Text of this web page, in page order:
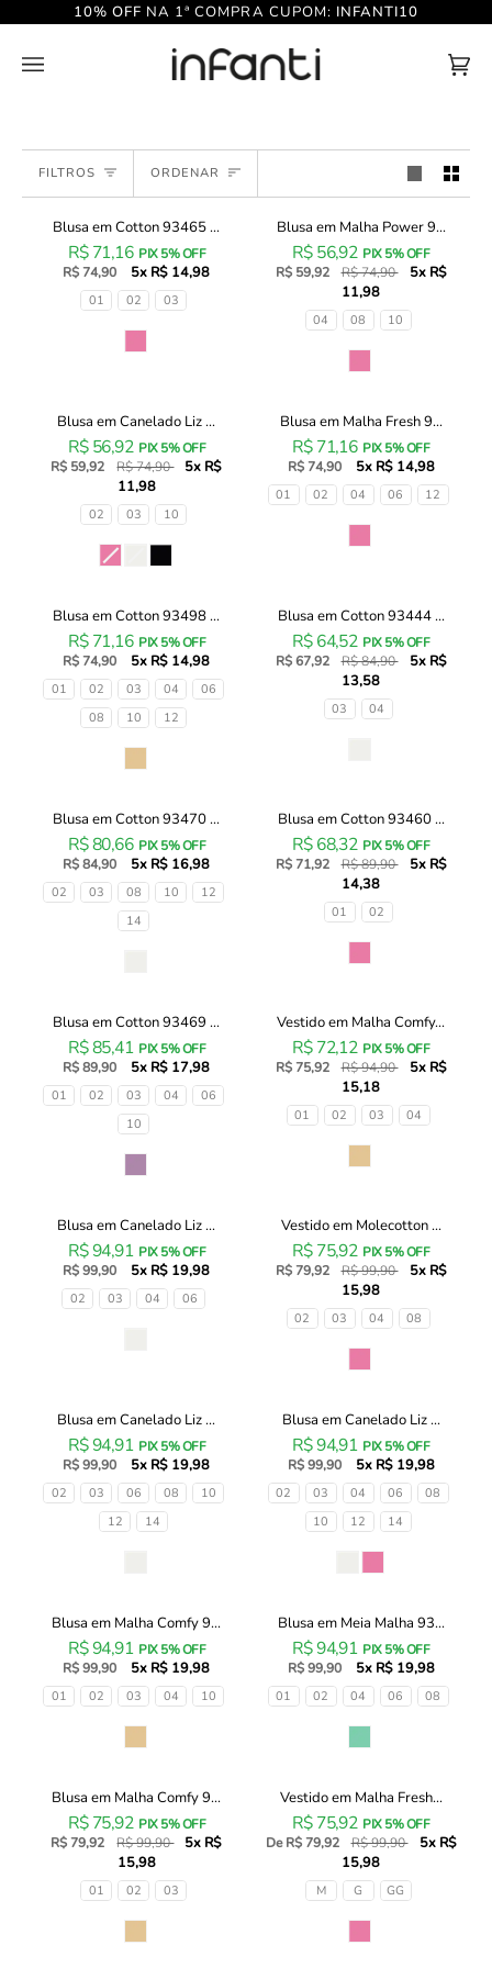
para
conteúdo
10% OFF NA 1ª COMPRA CUPOM: INFANTI10
DEVOLVER
(0)
FILTROS Ordenar
ORDENAR
Blusa
Cotton
Blusa em Cotton 93465 ...
R$ 71,16 PIX 5% OFF
R$ 74,90
5x R$ 14,98
Tamanhos01 02 03
20% OFF
Blusa
Malha
Blusa em Malha Power 9...
R$ 56,92 PIX 5% OFF
R$ 59,92
R$ 74,90
5x R$
11,98
Tamanhos04 08 10
20% OFF
Blusa
Canelado
Blusa em Canelado Liz ...
R$ 56,92 PIX 5% OFF
R$ 59,92
R$ 74,90
5x R$
11,98
Tamanhos02 03 10
Blusa
Malha
Fresh
93461
Blusa em Malha Fresh 9...
R$ 71,16 PIX 5% OFF
R$ 74,90
5x R$ 14,98
Tamanhos
01 02 04 06 12
Blusa
Cotton
93498
Infanti
Blusa em Cotton 93498 ...
R$ 71,16 PIX 5% OFF
R$ 74,90
5x R$ 14,98
Tamanhos
01 02 03 04
06
08
10 12
20% OFF
Blusa
Cotton
Blusa em Cotton 93444 ...
R$ 64,52 PIX 5% OFF
R$ 67,92
R$ 84,90
5x R$
13,58
03 04
Blusa
Cotton
93470
Infanti
Blusa em Cotton 93470 ...
R$ 80,66 PIX 5% OFF
R$ 84,90
5x R$ 16,98
Tamanhos
02 03 08 10
12
14
20% OFF
Blusa
Cotton
Blusa em Cotton 93460 ...
R$ 68,32 PIX 5% OFF
R$ 71,92
R$ 89,90
5x R$
14,38
01 02
Blusa
Cotton
93469
Infanti
Blusa em Cotton 93469 ...
R$ 85,41 PIX 5% OFF
R$ 89,90
5x R$ 17,98
Tamanhos
01 02 03 04
06
10
20% OFF
Vestido
Malha
93453
Infanti
Vestido em Malha Comfy...
R$ 72,12 PIX 5% OFF
R$ 75,92
R$ 94,90
5x R$
15,18
Tamanhos
01 02 03 04
Blusa
Canelado
93464
Blusa em Canelado Liz ...
R$ 94,91 PIX 5% OFF
R$ 99,90
5x R$ 19,98
Tamanhos
02 03 04 06
20% OFF
Vestido
Molecotton
Infanti
Infantil
Vestido em Molecotton ...
R$ 75,92 PIX 5% OFF
R$ 79,92
R$ 99,90
5x R$
15,98
Tamanhos
02 03 04 08
Blusa
Canelado
Liz
93441
Blusa em Canelado Liz ...
R$ 94,91 PIX 5% OFF
R$ 99,90
5x R$ 19,98
Tamanhos
02 03 06 08
10
12
14
Blusa
Canelado
Liz
93499
Blusa em Canelado Liz ...
R$ 94,91 PIX 5% OFF
R$ 99,90
5x R$ 19,98
Tamanhos
02 03 04 06
08
10
12 14
Blusa
Malha
Comfy
93459
Blusa em Malha Comfy 9...
R$ 94,91 PIX 5% OFF
R$ 99,90
5x R$ 19,98
Tamanhos
01 02 03 04 10
Blusa
Malha
93497
Blusa em Meia Malha 93...
R$ 94,91 PIX 5% OFF
R$ 99,90
5x R$ 19,98
Tamanhos
01 02 04 06 08
20% OFF
Blusa
Malha
Blusa em Malha Comfy 9...
R$ 75,92 PIX 5% OFF
R$ 79,92
R$ 99,90
5x R$
15,98
Tamanhos01 02 03
20% OFF
Vestido
Malha
Vestido em Malha Fresh...
R$ 75,92 PIX 5% OFF
De R$ 79,92
R$ 99,90
5x R$
15,98
TamanhosM G GG